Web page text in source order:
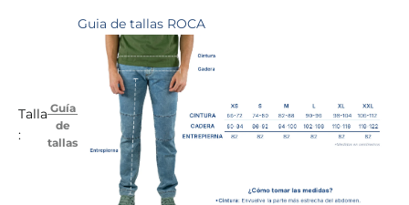
Talla
:
Guía
de
tallas
Guia de tallas ROCA